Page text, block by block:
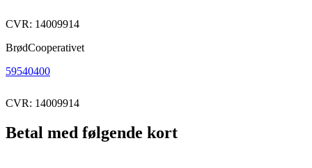
CVR: 14009914
BrødCooperativet
59540400
CVR: 14009914
Betal med følgende kort